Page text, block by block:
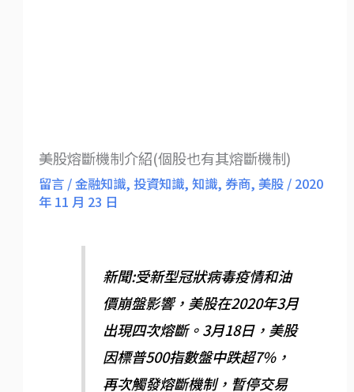
美股熔斷機制介紹(個股也有其熔斷機制)
留言 /金融知識, 投資知識, 知識, 券商, 美股/ 2020
年 11 月 23 日
新聞:受新型冠狀病毒疫情和油
價崩盤影響，美股在2020年3月
出現四次熔斷。3月18日，美股
因標普500指數盤中跌超7%，
再次觸發熔斷機制，暫停交易